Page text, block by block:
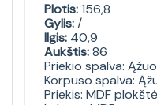
Plotis:156,8
Gylis:/
Ilgis: 40,9
Aukštis:86
Priekio spalva:
Korpuso spalva:
Priekis: MDF